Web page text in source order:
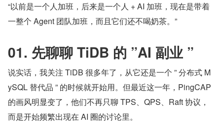
“以前是一个人加班，后来是一个人 + AI 加班，现在是带着
一整个 Agent 团队加班，而且它们还不喝奶茶。”
01. 先聊聊 TiDB 的 ”AI 副业 ”
说实话，我关注 TiDB 很多年了，从它还是一个 ” 分布式 M
ySQL 替代品 ” 的时候就开始用。但最近这一年，PingCAP
的画风明显变了，他们不再只聊 TPS、QPS、Raft 协议，
而是开始频繁出现在 AI 圈的讨论里。